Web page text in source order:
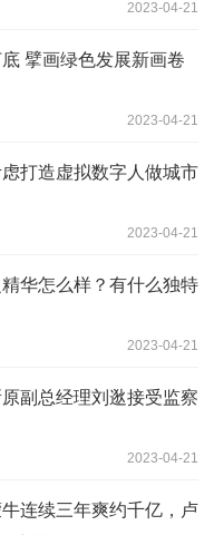
2023-04-21
擘画绿色发展新画卷
2023-04-21
打造虚拟数字人做城市
2023-04-21
华怎么样？有什么独特
2023-04-21
原副总经理刘逖接受监察
2023-04-21
牛连续三年爽约千亿，卢